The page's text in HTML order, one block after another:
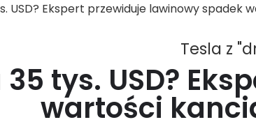
USD? Ekspert przewiduje lawinowy spadek
Tesla z
tys. USD?
wartości